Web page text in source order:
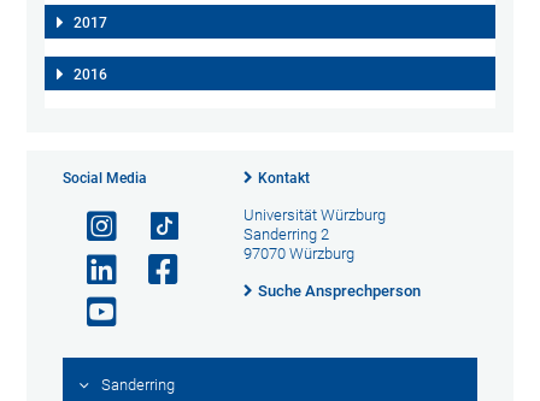
2017
2016
Social Media Kontakt
Universität Würzburg
Sanderring 2
97070 Würzburg
Suche Ansprechperson
Sanderring